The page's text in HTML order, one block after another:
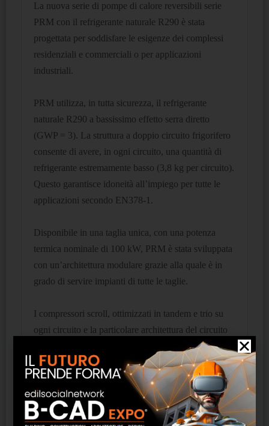
La nuova serie di pompe di calore reversibili serie
PRM con il refrigerante naturale R290 è stata
progettata per soddisfare le esigenze dei complessi
residenziali e commerciali o per applicazioni
industriali.
PRM utilizza, in tutta sicurezza, il refrigerante
naturale R290 a bassissimo effetto serra diretto
(GWP = 3). La struttura a doppio circuito frigorifero
consente di avere, in ogni circuito, una quantità di
refrigerante estremamente basso (3,8 kg per circuito).
Questo garantisce idoneità all’impiego per tutte le
applicazioni secondo EN378-1.
Disponibile in una taglia unica, con una potenza
termica nominale di 100 kW, PRM è stata sviluppata
con un’architettura modulare grazie alla quale è in
grado di servire impianti di tutte le taglie.
I compressori scroll, ottimizzati in tandem e trio su
ogni circuito e la particolare architettura del circuito
frigorifero con scambiatore rigenerativo, permettono
di ottenere un’elevata efficienza stagionale.
Gli elevati limiti operativi permettono un
funzionamento a pieno carico fino a -20°C di